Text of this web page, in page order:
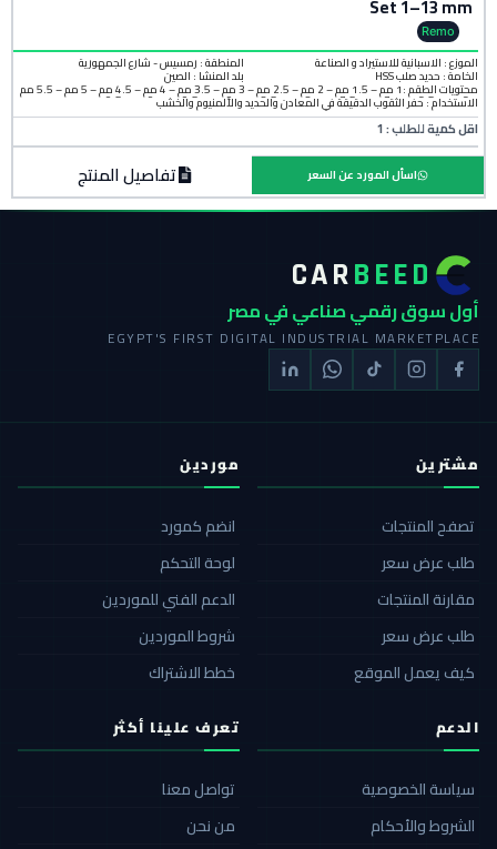
Set 1–13 mm
Remo
الموزع : الاسبانية للاستيراد و الصناعة
الخامة : حديد صلب HSS
المنطقة : رمسيس - شارع الجمهورية
بلد المنشأ :الصين
محتويات الطقم :1 مم – 1.5 مم – 2 مم – 2.5 مم – 3 مم – 3.5 مم – 4 مم – 4.5 مم – 5 مم – 5.5 مم
– 6 مم – 6.5 مم – 7 مم – 7.5 مم – 8 مم – 8.5 مم – 9 مم – 9.5 مم – 10 مم 10.5 مم – 11 مم –
11.5 مم – 12 مم – 12.5 مم – 13 مم
الاستخدام : حفر الثقوب الدقيقة في المعادن والحديد والألمنيوم والخشب
اقل كمية للطلب : 1
تفاصيل المنتج اسأل المورد عن السعر
CARBEED
أول سوق رقمي صناعي في مصر
EGYPT'S FIRST DIGITAL INDUSTRIAL MARKETPLACE
مشترين
تصفح المنتجات
طلب عرض سعر
مقارنة المنتجات
طلب عرض سعر
كيف يعمل الموقع
موردين
انضم كمورد
لوحة التحكم
الدعم الفني للموردين
شروط الموردين
خطط الاشتراك
الدعم
سياسة الخصوصية
الشروط والأحكام
تعرف علينا أكثر
تواصل معنا
من نحن